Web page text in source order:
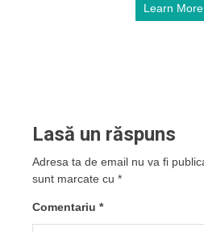
Learn
Lasă un răspuns
Adresa ta de email nu va fi
sunt marcate cu *
Comentariu *